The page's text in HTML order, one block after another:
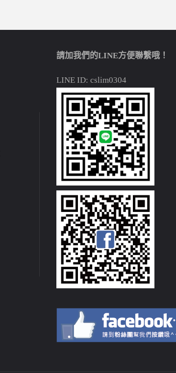
請加我們的LINE方便聯繫哦！
LINE ID: cslim0304